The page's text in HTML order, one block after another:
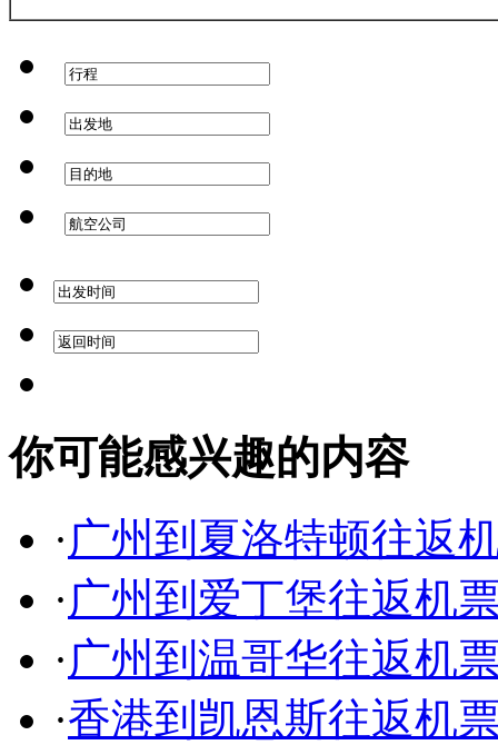
你可能感兴趣的内容
·广州到夏洛特顿往返
·广州到爱丁堡往返机
·广州到温哥华往返机
·香港到凯恩斯往返机